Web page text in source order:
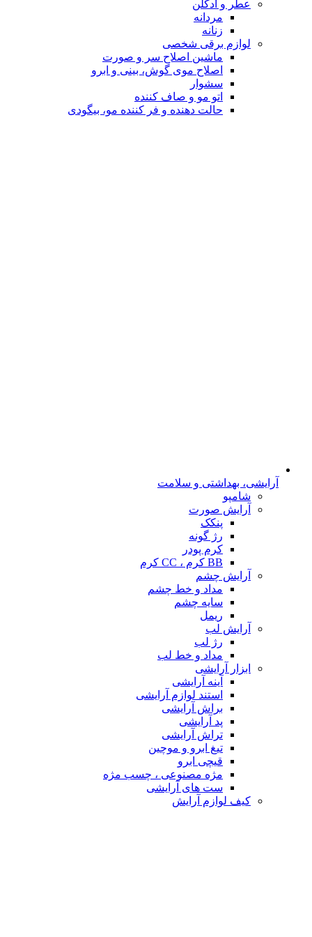
عطر و ادکلن
مردانه
زنانه
لوازم برقی شخصی
ماشین اصلاح سر و صورت
اصلاح موی گوش، بینی و ابرو
سشوار
اتو مو و صاف کننده
حالت دهنده و فر کننده مو، بیگودی
آرایشی، بهداشتی و سلامت
شامپو
آرایش صورت
پنکک
رژ گونه
کرم پودر
BB کرم ، CC کرم
آرایش چشم
مداد و خط چشم
سایه چشم
ریمل
آرایش لب
رژ لب
مداد و خط لب
ابزار آرایشی
آینه آرایشی
استند لوازم آرایشی
براش آرایشی
پد آرایشی
تراش آرایشی
تیغ ابرو و موچین
قیچی ابرو
مژه مصنوعی ، چسب مژه
ست های آرایشی
کیف لوازم آرایش